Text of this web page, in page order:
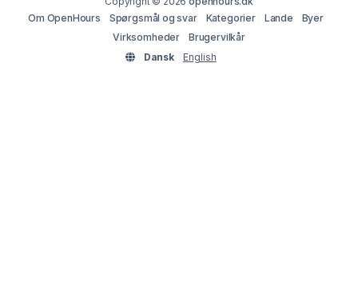
Om OpenHours
Spørgsmål og svar Kategorier Lande
Byer
Virksomheder
Brugervilkår
Dansk
English